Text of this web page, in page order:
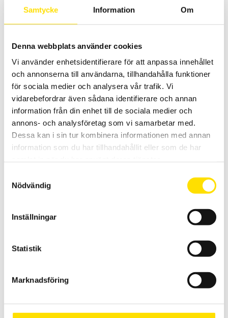
Samtycke Information Om
Denna webbplats använder cookies
Vi använder enhetsidentifierare för att anpassa innehållet
och annonserna till användarna, tillhandahålla funktioner
för sociala medier och analysera vår trafik. Vi
vidarebefordrar även sådana identifierare och annan
information från din enhet till de sociala medier och
annons- och analysföretag som vi samarbetar med.
Dessa kan i sin tur kombinera informationen med annan
information som du har tillhandahållit eller som de har
Nödvändig
Inställningar
Statistik
Marknadsföring
LÄS MER
Dragavlastning
Dragavlastning för termoelementkontakter Standard och Mini
Där termoelement används för temperaturmätning och/eller -
reglering, och där mätutrustningens portabilitet är viktig